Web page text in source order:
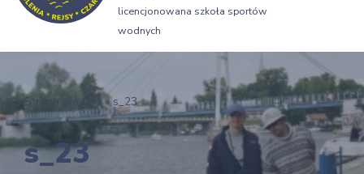
licencjonowana szkoła sportów
wodnych
Strona główna »s_23
s_23